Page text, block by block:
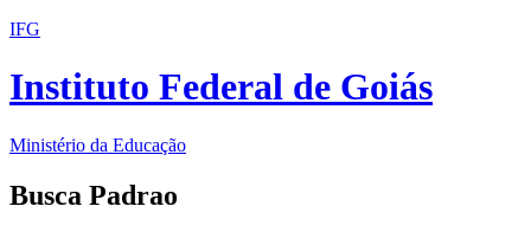
IFG
Instituto Federal de Goiás
Ministério da Educação
Busca Padrao